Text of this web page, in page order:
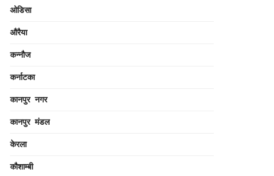
ओडिसा
औरैया
कन्नौज
कर्नाटका
कानपुर नगर
कानपुर मंडल
केरला
कौशाम्बी